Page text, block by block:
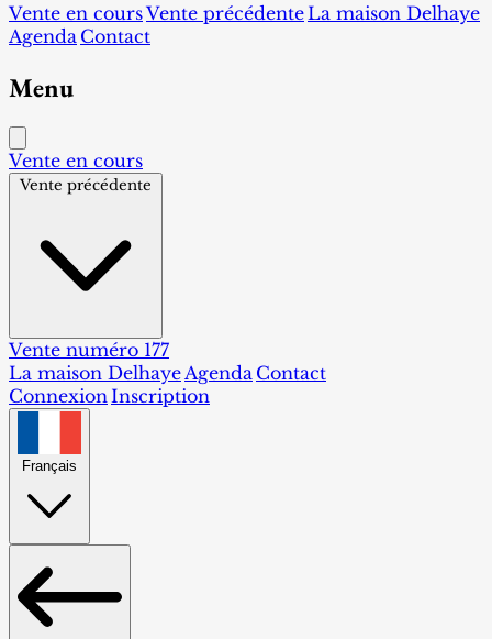
Vente en coursVente précédente La maison Delhaye
Agenda Contact
Menu
Vente en cours
Vente précédente
Vente numéro 177
La maison DelhayeAgenda Contact
ConnexionInscription
Français